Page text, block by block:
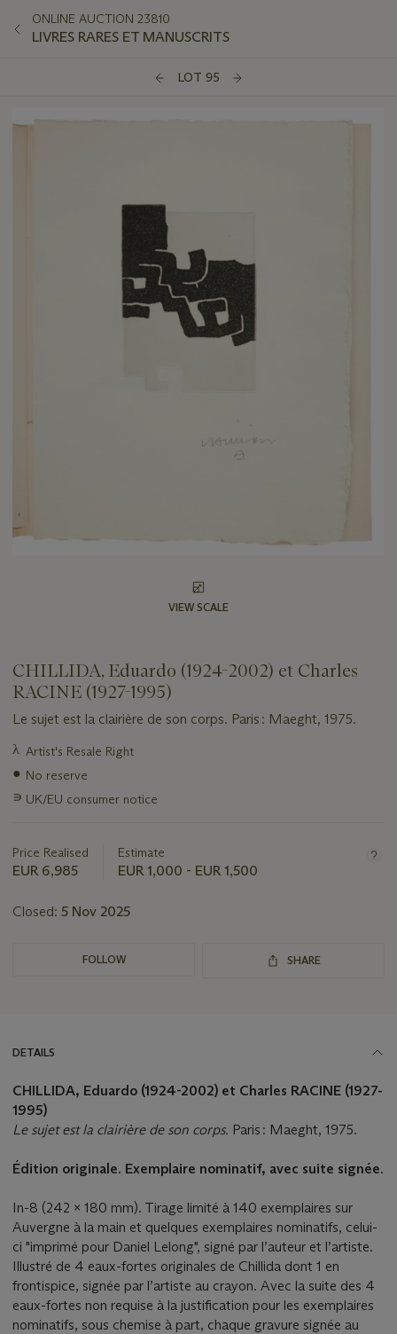
ONLINE AUCTION 23810
LIVRES RARES ET MANUSCRITS
LOT 95
VIEW SCALE
CHILLIDA, Eduardo (1924-2002) et Charles
RACINE (1927-1995)
Le sujet est la clairière de son corps. Paris : Maeght, 1975.
Important
about
this
λ Artist's Resale Right
● No reserve
∍ UK/EU consumer notice
Price Realised
EUR 6,985
Estimate
EUR 1,000 - EUR 1,500
Closed: 5 Nov 2025
FOLLOW SHARE
DETAILS
CHILLIDA, Eduardo (1924-2002) et Charles RACINE (1927-
1995)
Le sujet est la clairière de son corps. Paris : Maeght, 1975.
Édition originale. Exemplaire nominatif, avec suite signée.
In-8 (242 x 180 mm). Tirage limité à 140 exemplaires sur
Auvergne à la main et quelques exemplaires nominatifs, celui-
ci "imprimé pour Daniel Lelong", signé par l’auteur et l’artiste.
Illustré de 4 eaux-fortes originales de Chillida dont 1 en
frontispice, signée par l’artiste au crayon. Avec la suite des 4
eaux-fortes non requise à la justification pour les exemplaires
nominatifs, sous chemise à part, chaque gravure signée au